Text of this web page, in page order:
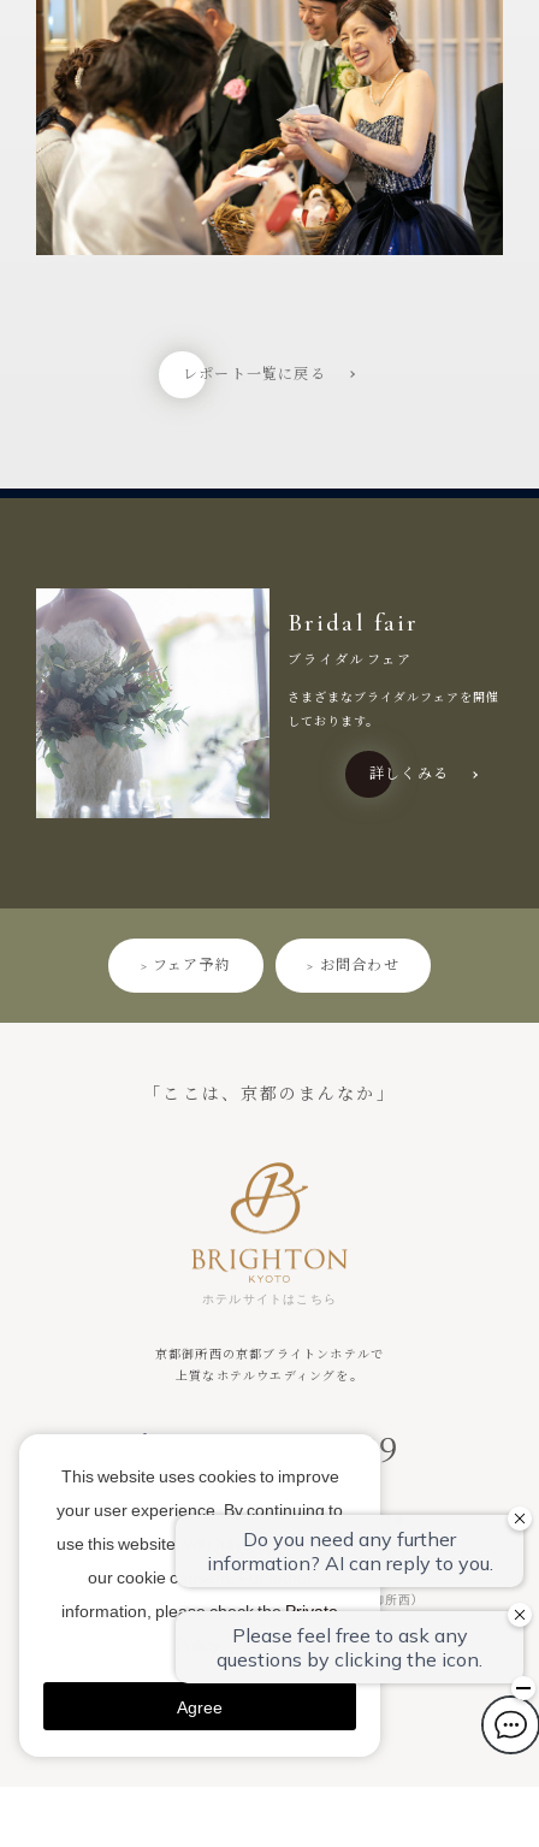
レポート一覧に戻る
Bridal fair
ブライダルフェア
さまざまなブライダルフェアを開催
しております。
詳しくみる
> フェア予約 > お問合わせ
「ここは、京都のまんなか」
ホテルサイトはこちら
京都御所西の京都ブライトンホテルで
上質なホテルウエディングを。
075-451-0489
平日11：00～18：00 土日祝10：00～18：00
火曜・水曜定休日
〒602-8071 京都市上京区新町通中立売（御所西）
# kyoto_brighton_wedding
© KYOTO BRIGHTON HOTEL.
This website uses cookies to improve
your user experience. By continuing to
use this website, you have agreed with
our cookie consent. For futher
information, please check thePrivate
Agree